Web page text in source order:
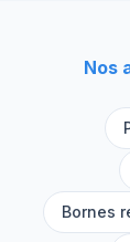
Nos
Bornes